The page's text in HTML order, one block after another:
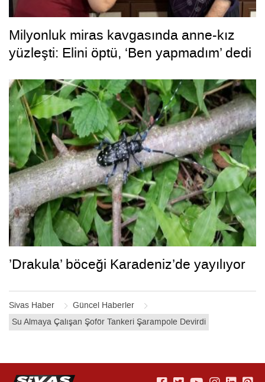
Sivas Haber
Güncel Haberler
Su Almaya Çalışan Şoför Tankeri Şarampole Devirdi
Milyonluk miras kavgasında anne-kız
yüzleşti: Elini öptü, ‘Ben yapmadım’ dedi
’Drakula’ böceği Karadeniz’de yayılıyor